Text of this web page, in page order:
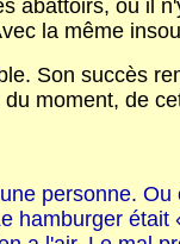
abattoirs, où il
la même
Son succès
moment, de
personne. Ou